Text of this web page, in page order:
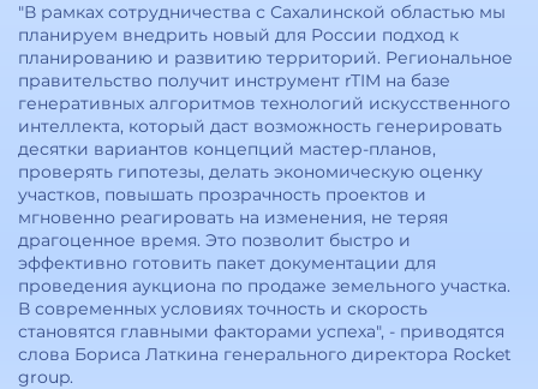
"В рамках сотрудничества с Сахалинской областью мы
планируем внедрить новый для России подход к
планированию и развитию территорий. Региональное
правительство получит инструмент rTIM на базе
генеративных алгоритмов технологий искусственного
интеллекта, который даст возможность генерировать
десятки вариантов концепций мастер-планов,
проверять гипотезы, делать экономическую оценку
участков, повышать прозрачность проектов и
мгновенно реагировать на изменения, не теряя
драгоценное время. Это позволит быстро и
эффективно готовить пакет документации для
проведения аукциона по продаже земельного участка.
В современных условиях точность и скорость
становятся главными факторами успеха", - приводятся
слова Бориса Латкина генерального директора Rocket
group.